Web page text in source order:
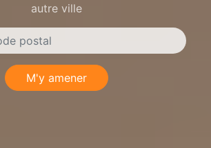
autre ville
M'y amener